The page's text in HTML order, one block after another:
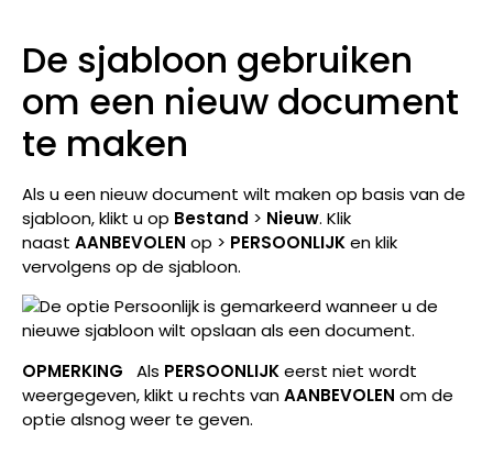
De sjabloon gebruiken
om een nieuw document
te maken
Als u een nieuw document wilt maken op basis van de
sjabloon, klikt u op Bestand > Nieuw. Klik
naast AANBEVOLEN op > PERSOONLIJKen klik
vervolgens op de sjabloon.
OPMERKING Als PERSOONLIJKeerst niet wordt
weergegeven, klikt u rechts vanAANBEVOLEN om de
optie alsnog weer te geven.